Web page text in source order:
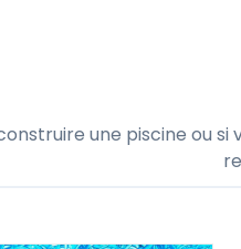
une piscine ou